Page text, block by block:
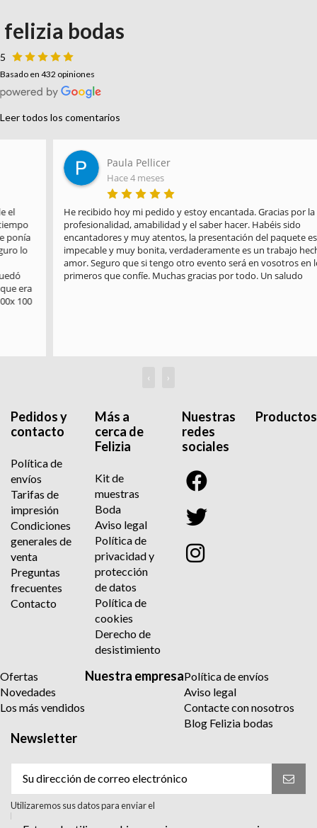
felizia bodas
5
Basado en 432 opiniones
Leer todos los comentarios
Paula Pellicer
Hace 4 meses
He recibido hoy mi pedido y estoy encantada. Gracias por la
profesionalidad, amabilidad y el saber hacer. Habéis sido
encantadores y muy atentos, la presentación del paquete es
impecable y muy bonita, verdaderamente es un trabajo hecho con
amor. Seguro que si tengo otro evento será en vosotros en los
primeros que confíe. Muchas gracias por todo. Un saludo
‹ ›
Pedidos y
contacto
Política de
envíos
Tarifas de
impresión
Condiciones
generales de
venta
Preguntas
frecuentes
Contacto
Más a
cerca de
Felizia
Kit de
muestras
Boda
Aviso legal
Política de
privacidad y
protección
de datos
Política de
cookies
Derecho de
desistimiento
Nuestras
redes
sociales
Productos
Ofertas
Novedades
Los más vendidos
Nuestra empresaPolítica de envíos
Aviso legal
Contacte con nosotros
Blog Felizia bodas
Newsletter
Utilizaremos sus datos para enviar el
boletín informativo. Para más información